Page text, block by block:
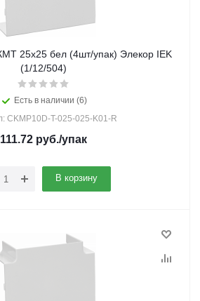
25х25 бел (4шт/упак) Элекор IEK
(1/12/504)
Есть в наличии (6)
CKMP10D-T-025-025-K01-R
111.72 руб./упак
В корзину